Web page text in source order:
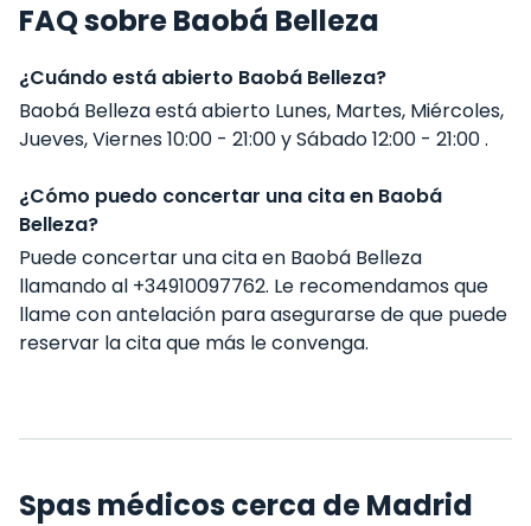
FAQ sobre Baobá Belleza
¿Cuándo está abierto Baobá Belleza?
Baobá Belleza está abierto Lunes, Martes, Miércoles,
Jueves, Viernes 10:00 - 21:00 y Sábado 12:00 - 21:00 .
¿Cómo puedo concertar una cita en Baobá
Belleza?
Puede concertar una cita en Baobá Belleza
llamando al +34910097762. Le recomendamos que
llame con antelación para asegurarse de que puede
reservar la cita que más le convenga.
Spas médicos cerca de Madrid